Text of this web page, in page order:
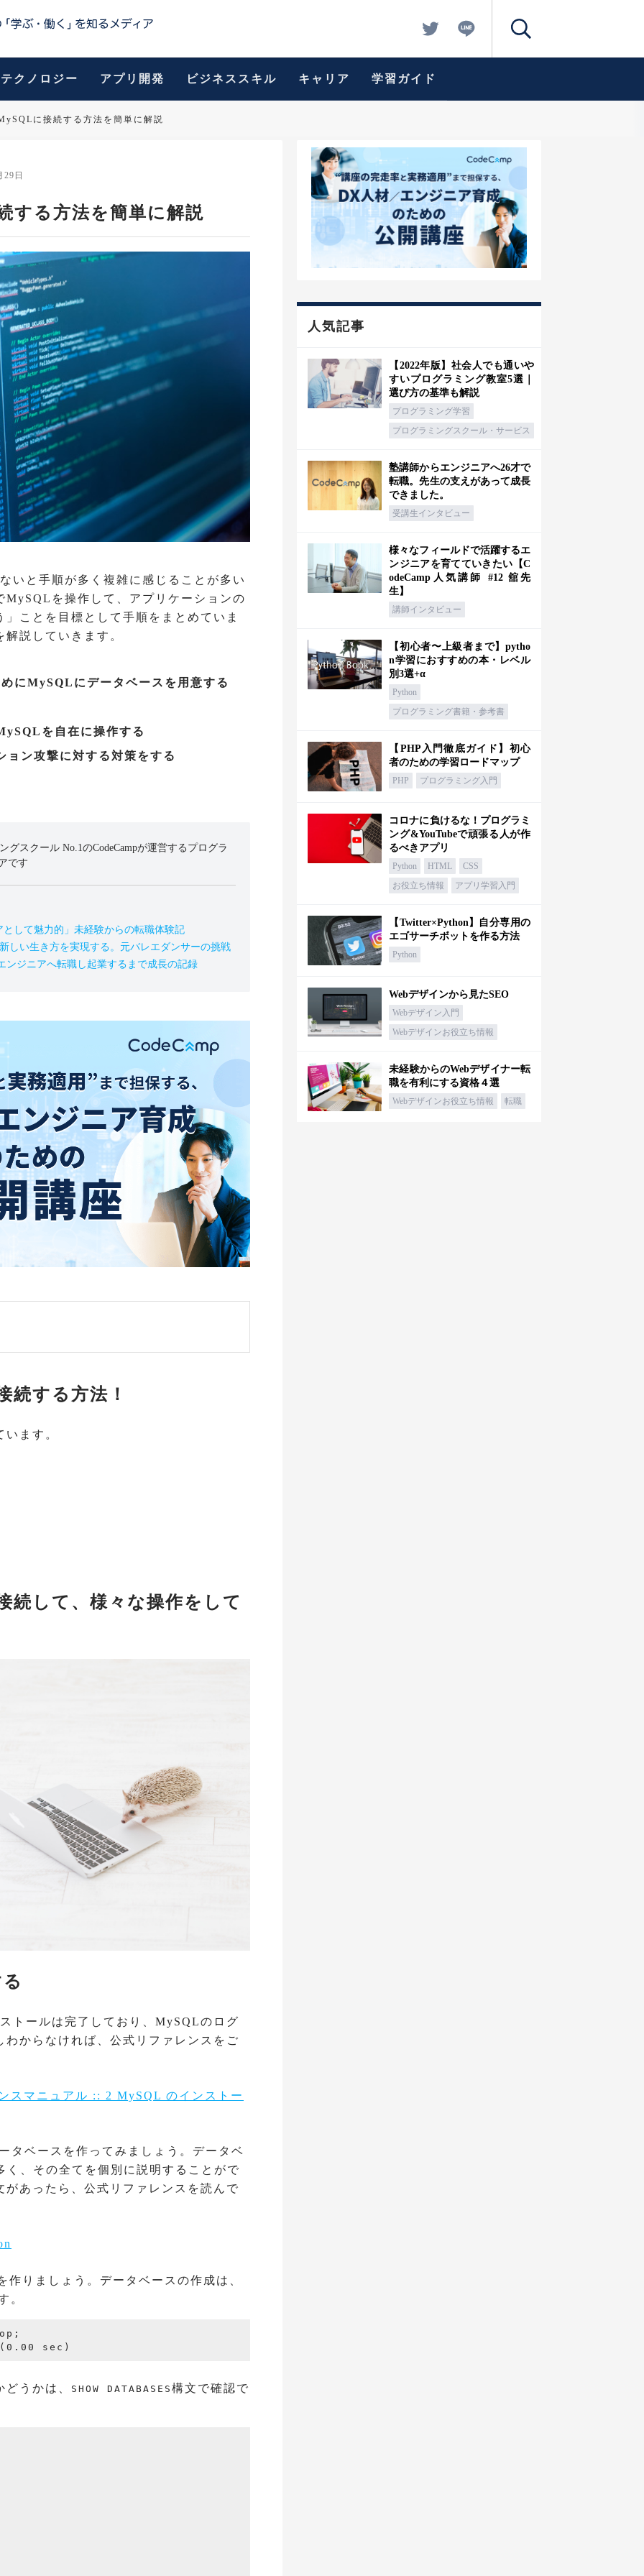
テクノロジー アプリ開発 ビジネススキル キャリア 学習ガイド
に接続する方法を簡単に解説
29日
する方法を簡単に解説
いと手順が多く複雑に感じることが多い
MySQLを操作して、アプリケーションの
ことを目標として手順をまとめていま
説していきます。
にMySQLにデータベースを用意する
を自在に操作する
ン攻撃に対する対策をする
グスクール No.1のCodeCampが運営するプログラ
です
して魅力的」未経験からの転職体験記
しい生き方を実現する。元バレエダンサーの挑戦
ンジニアへ転職し起業するまで成長の記録
続する方法！
ます。
続して、様々な操作をして
トールは完了しており、MySQLのログ
からなければ、公式リファレンスをご
スマニュアル :: 2 MySQL のインストー
タベースを作ってみましょう。データベ
、その全てを個別に説明することがで
あったら、公式リファレンスを読んで
作りましょう。データベースの作成は、
。
うかは、 SHOW DATABASES 構文で確認で
人気記事
【2022年版】社会人でも通いや
すいプログラミング教室5選｜
選び方の基準も解説
プログラミング学習
プログラミングスクール・サービス
塾講師からエンジニアへ26才で
転職。先生の支えがあって成長
できました。
受講生インタビュー
様々なフィールドで活躍するエ
ンジニアを育てていきたい【C
odeCamp人気講師 #12 舘先
生】
講師インタビュー
【初心者〜上級者まで】pytho
n学習におすすめの本・レベル
別3選+α
Python
プログラミング書籍・参考書
【PHP入門徹底ガイド】初心
者のための学習ロードマップ
PHP プログラミング入門
コロナに負けるな！プログラミ
ング&YouTubeで頑張る人が作
るべきアプリ
Python HTML
CSS
お役立ち情報
アプリ学習入門
【Twitter×Python】自分専用の
エゴサーチボットを作る方法
Python
Webデザインから見たSEO
Webデザイン入門
Webデザインお役立ち情報
未経験からのWebデザイナー転
職を有利にする資格４選
Webデザインお役立ち情報 転職